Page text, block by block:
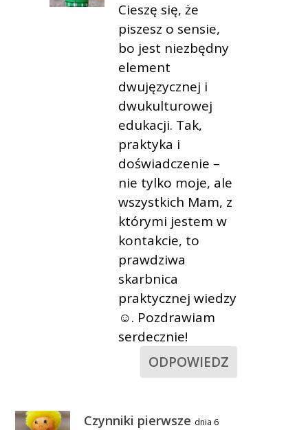
Cieszę się, że
piszesz o sensie,
bo jest niezbędny
element
dwujęzycznej i
dwukulturowej
edukacji. Tak,
praktyka i
doświadczenie –
nie tylko moje, ale
wszystkich Mam, z
którymi jestem w
kontakcie, to
prawdziwa
skarbnica
praktycznej wiedzy
☺. Pozdrawiam
serdecznie!
ODPOWIEDZ
Czynniki pierwsze dnia 6